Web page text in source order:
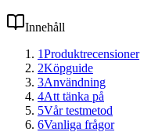
Innehåll
1Produktrecensioner
2Köpguide
3Användning
4Att tänka på
5Vår testmetod
6Vanliga frågor